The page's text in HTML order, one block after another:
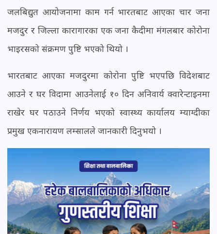
जलबिद्युत आयोजनामा काम गर्न भारतबाट आएका चार जना
मजदुर र जिल्ला कारागारका एक जना कैदीमा मंगलबार कोरोना
भाइरसको संक्रमण पुष्टि भएको थियो ।
भारतबाट आएका मजदुरमा कोरोना पुष्टि भएपछि विदेशबाट
आउने र घर विदामा आउनेलाई १० दिन अनिवार्य क्वारेन्टाइनमा
राखेर घर पठाउने निर्णय भएको स्वास्थ्य कार्यालय म्याग्दीका
प्रमुख एकनारायण लम्सालले जानकारी दिनुभयो ।